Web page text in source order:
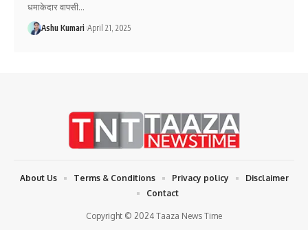
धमाकेदार वापसी…
Ashu Kumari April 21, 2025
Copyright © 2024 Taaza News Time
About Us Terms & Conditions Privacy policy
Disclaimer
Contact